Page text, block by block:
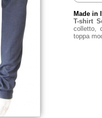
Made in
T-shirt
colletto,
toppa